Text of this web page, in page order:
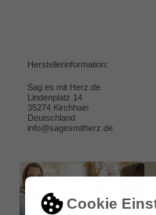
Cookie
Herstellerinformation:
Sag es mit Herz.de
Lindenplatz 14
35274 Kirchhain
Deutschland
info@sagesmitherz.de